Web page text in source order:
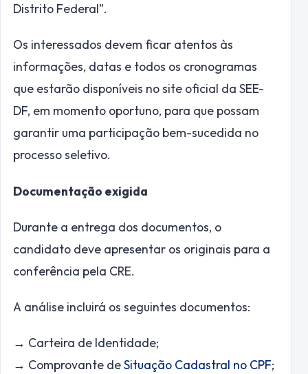
Distrito Federal”.
Os interessados devem ficar atentos às
informações, datas e todos os cronogramas
que estarão disponíveis no site oficial da SEE-
DF, em momento oportuno, para que possam
garantir uma participação bem-sucedida no
processo seletivo.
Documentação exigida
Durante a entrega dos documentos, o
candidato deve apresentar os originais para a
conferência pela CRE.
A análise incluirá os seguintes documentos:
→ Carteira de Identidade;
→ Comprovante deSituação Cadastral no CPF;